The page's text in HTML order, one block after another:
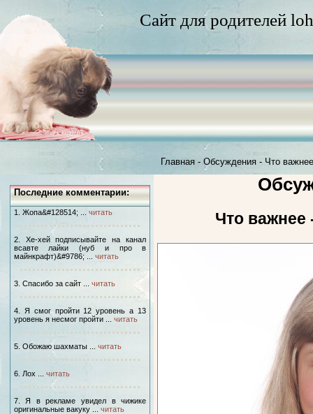
Сайт для родителей
Главная - Обсуждения - Что
Последние комментарии:
1. Жопа&#128514; ... читать
2. Хе-хей подписывайте на канал
всавте лайки (нуб и про в
майнкрафт)&#9786; ... читать
3. Спасибо за сайт ... читать
4. Я смог пройти 12 уровень а 13
уровень я несмог пройти ... читать
5. Обожаю шахматы ... читать
6. Лох ... читать
7. Я в рекламе увидел в чижике
оригинальные вакуку ... читать
Что важнее